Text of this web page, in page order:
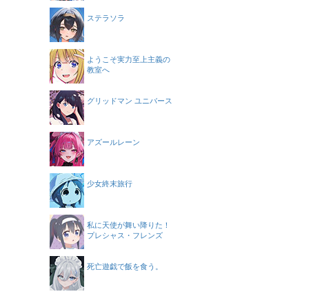
ステラソラ
ようこそ実力至上主義の
教室へ
グリッドマン ユニバース
アズールレーン
少女終末旅行
私に天使が舞い降りた！
プレシャス・フレンズ
死亡遊戯で飯を食う。